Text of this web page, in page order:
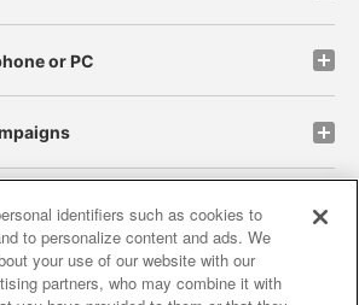
or PC
site policy privacy policy
policy and verification results
identifiers such as cookies to
to personalize content and ads. We
your use of our website with our
partners, who may combine it with